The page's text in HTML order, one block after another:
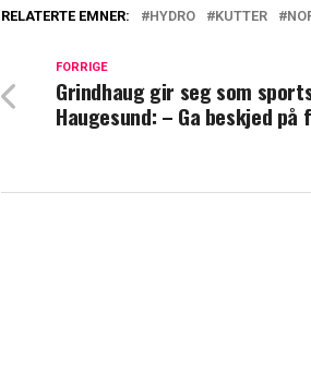
RELATERTE EMNER: HYDRO KUTTER
FORRIGE
Grindhaug gir seg som
Haugesund: – Ga beskjed